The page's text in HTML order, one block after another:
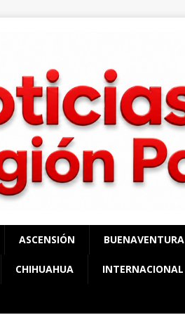
ASCENSIÓN BUENAVENTURA
CHIHUAHUA INTERNACIONAL